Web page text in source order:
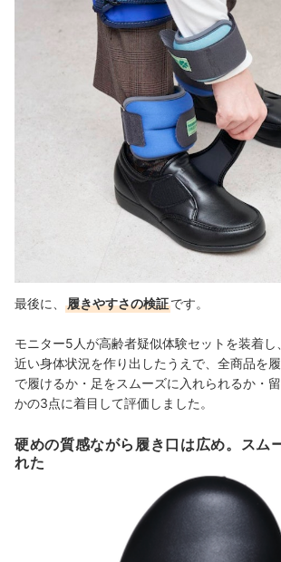
最後に、 履きやすさの検証です。
モニター5人が高齢者疑似体験セットを装着し
近い身体状況を作り出したうえで、全商品を
で履けるか・足をスムーズに入れられるか・
かの3点に着目して評価しました。
硬めの質感ながら履き口は広め。スム
れた